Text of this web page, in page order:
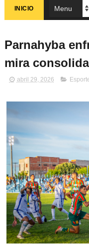
INICIO
Parnahyba
mira
abril 29, 2026